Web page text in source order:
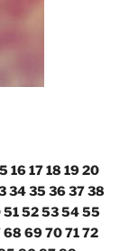
161718 1920
3435 363738
5152535455
68 69707172